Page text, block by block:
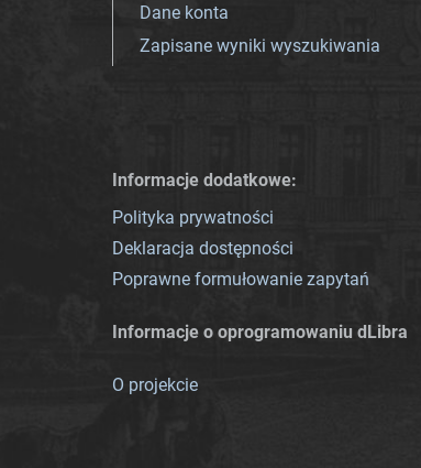
Dane konta
Zapisane wyniki wyszukiwania
Informacje dodatkowe:
Polityka prywatności
Deklaracja dostępności
Poprawne formułowanie zapytań
Informacje o oprogramowaniu dLibra
O projekcie